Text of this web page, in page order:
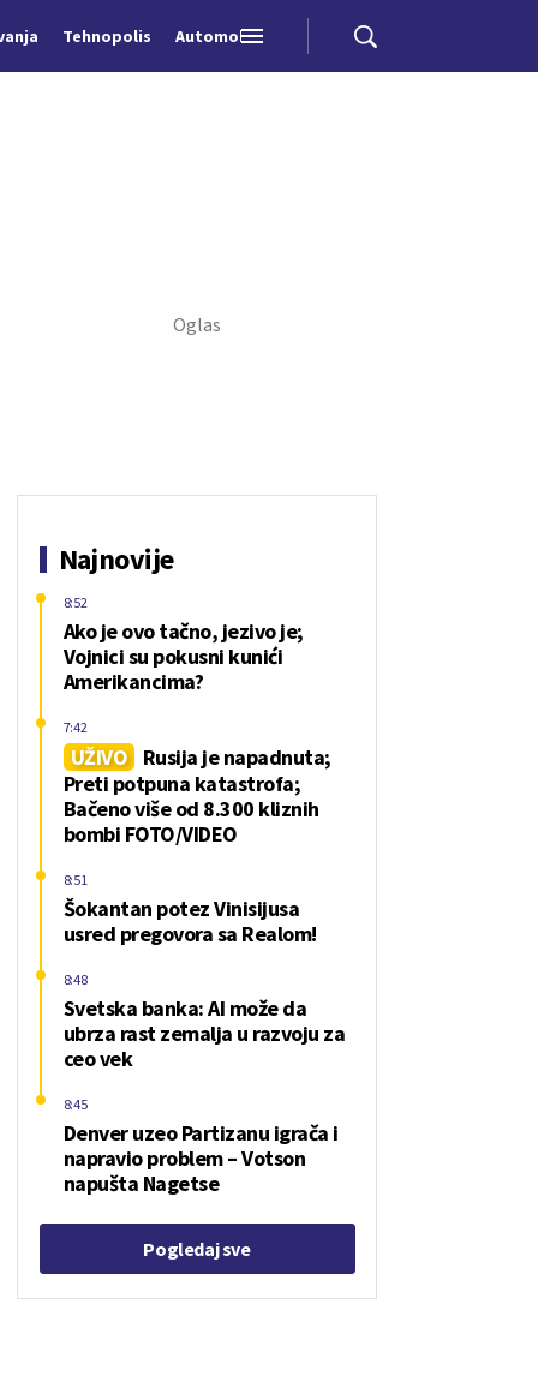
Tehnopolis Automobili
Najnovije
Ako je ovo tačno, jezivo je;
Vojnici su pokusni kunići
Amerikancima?
8:52
UŽIVO
Rusija je napadnuta;
Preti potpuna katastrofa;
Bačeno više od 8.300 kliznih
bombi FOTO/VIDEO
7:42
Šokantan potez Vinisijusa
usred pregovora sa Realom!
8:51
Svetska banka: AI može da
ubrza rast zemalja u razvoju za
ceo vek
8:48
Denver uzeo Partizanu igrača i
napravio problem – Votson
napušta Nagetse
8:45
Pogledaj sve